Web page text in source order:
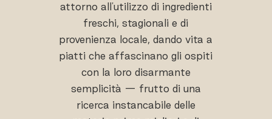
attorno all'utilizzo di ingredienti
freschi, stagionali e di
provenienza locale, dando vita a
piatti che affascinano gli ospiti
con la loro disarmante
semplicità — frutto di una
ricerca instancabile delle